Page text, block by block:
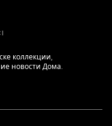
коллекции,
новости Дома.